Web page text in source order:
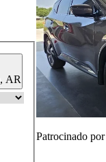
AR
Patrocinado por